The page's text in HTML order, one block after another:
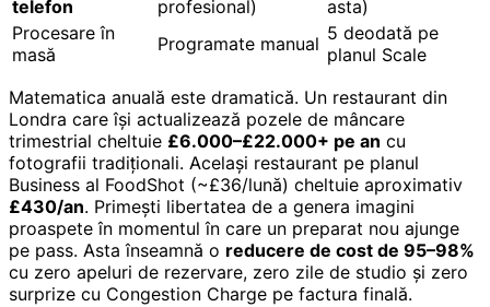
telefon profesional)
asta)
Procesare în
masă
Programate manual 5 deodată pe
planul Scale
Matematica anuală este dramatică. Un restaurant din
Londra care își actualizează pozele de mâncare
trimestrial cheltuie £6.000–£22.000+ pe an cu
fotografii tradiționali. Același restaurant pe planul
Business al FoodShot (~£36/lună) cheltuie aproximativ
£430/an. Primești libertatea de a genera imagini
proaspete în momentul în care un preparat nou ajunge
pe pass. Asta înseamnă o reducere de cost de 95–98%
cu zero apeluri de rezervare, zero zile de studio și zero
surprize cu Congestion Charge pe factura finală.